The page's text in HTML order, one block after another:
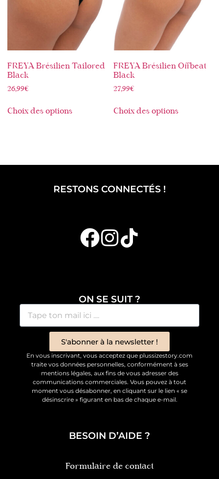
FREYA Brésilien Tailored
Black
26,99€
Choix des options
FREYA Brésilien Offbeat
Black
27,99€
Choix des options
RESTONS CONNECTÉS !
ON SE SUIT ?
S'abonner à la newsletter !
En vous inscrivant, vous acceptez que plussizestory.com
traite vos données personnelles, conformément à ses
mentions légales, aux fins de vous adresser des
communications commerciales. Vous pouvez à tout
moment vous désabonner, en cliquant sur le lien « se
désinscrire » figurant en bas de chaque e-mail.
BESOIN D’AIDE ?
Formulaire de contact